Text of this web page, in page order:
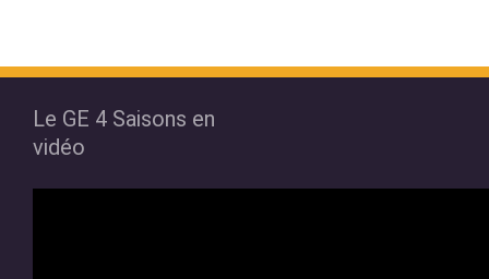
Le GE 4 Saisons en
vidéo